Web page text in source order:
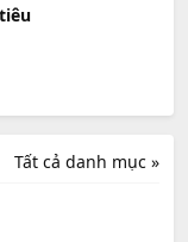
Tất cả danh mục »